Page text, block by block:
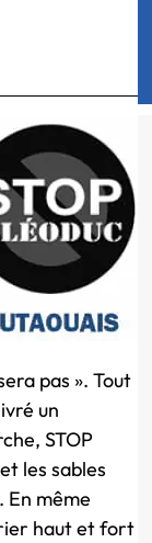
pas ». Tout
un
STOP
les sables
En même
haut et fort